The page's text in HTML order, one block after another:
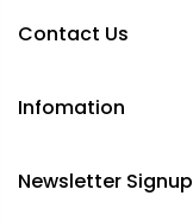
Contact Us
Infomation
Newsletter Signup